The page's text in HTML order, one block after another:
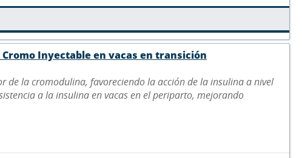
Inyectable en vacas en transición
de la cromodulina, favoreciendo la acción de la insulina a nivel
a la insulina en vacas en el periparto, mejorando